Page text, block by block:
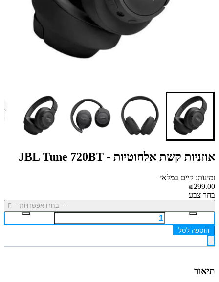
אוזניות קשת אלחוטיות - JBL Tune 720BT
זמינות: קיים במלאי
₪299.00
בחר צבע
--- בחרו אפשרויות ---
הוספה לסל
תיאור